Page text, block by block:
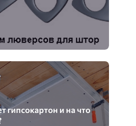
гипсокартон и на что